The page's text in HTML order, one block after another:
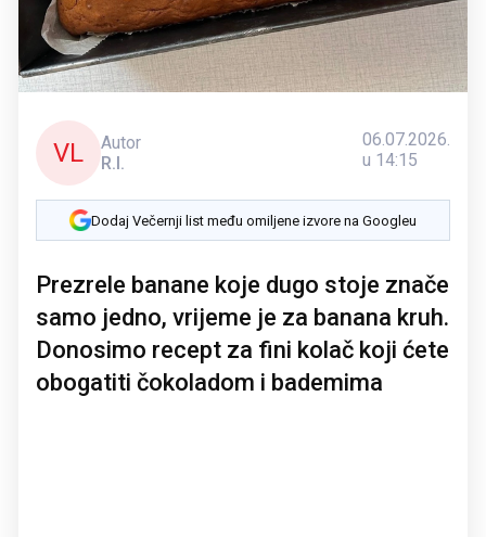
VL
Autor
R.I.
06.07.2026.
u 14:15
Dodaj Večernji list među omiljene izvore na Googleu
Prezrele banane koje dugo stoje znače
samo jedno, vrijeme je za banana kruh.
Donosimo recept za fini kolač koji ćete
obogatiti čokoladom i bademima